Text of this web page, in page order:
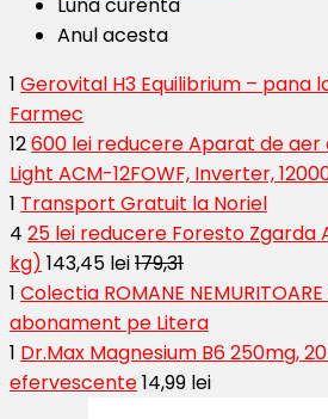
Anul acesta
1 Gerovital H3 Equilibrium – pana
Farmec
12600 lei reducere Aparat de
Light ACM-12FOWF, Inverter,
1 Transport Gratuit la Noriel
4 25 lei reducere Foresto Zgarda
kg) 143,45 lei179,31
1 Colectia ROMANE
abonament pe Litera
1 Dr.Max Magnesium B6 250mg,
efervescente14,99 lei